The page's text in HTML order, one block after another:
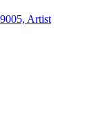
Artist